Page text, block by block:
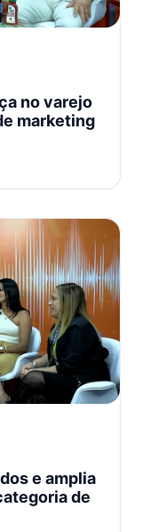
no varejo
marketing
e amplia
de